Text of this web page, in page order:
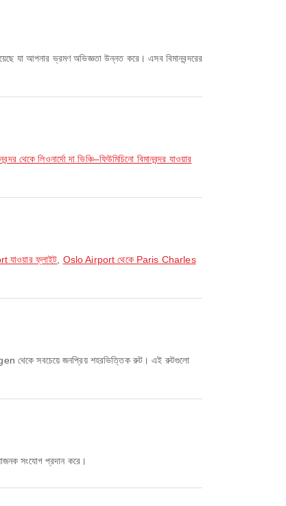
যা আপনার ভ্রমণ অভিজ্ঞতা উন্নত করে। এসব বিমানবন্দরের
থেকে লিওনার্দো দা ভিঞ্চি–ফিউমিচিনো বিমানবন্দর যাওয়ার
ফ্লাইট Oslo Airport থেকে Paris Charles
থেকে সবচেয়ে জনপ্রিয় শহরভিত্তিক রুট। এই রুটগুলো
সংযোগ প্রদান করে।